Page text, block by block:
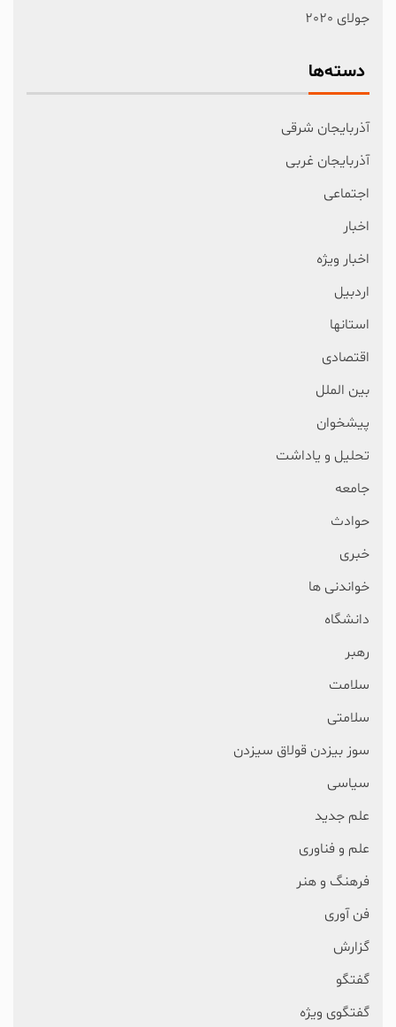
جولای 2020
دسته‌ها
آذربایجان شرقی
آذربایجان غربی
اجتماعی
اخبار
اخبار ویژه
اردبیل
استانها
اقتصادی
بین الملل
پیشخوان
تحلیل و یاداشت
جامعه
حوادث
خبری
خواندنی ها
دانشگاه
رهبر
سلامت
سلامتی
سوز بیزدن قولاق سیزدن
سیاسی
علم جدید
علم و فناوری
فرهنگ و هنر
فن آوری
گزارش
گفتگو
گفتگوی ویژه